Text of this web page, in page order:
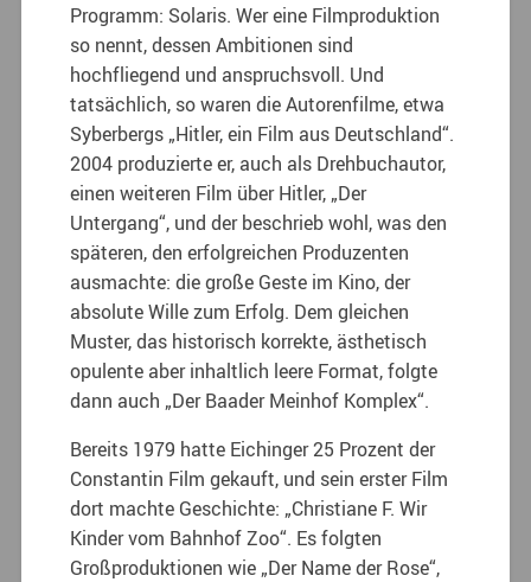
Programm: Solaris. Wer eine Filmproduktion
so nennt, dessen Ambitionen sind
hochfliegend und anspruchsvoll. Und
tatsächlich, so waren die Autorenfilme, etwa
Syberbergs „Hitler, ein Film aus Deutschland“.
2004 produzierte er, auch als Drehbuchautor,
einen weiteren Film über Hitler, „Der
Untergang“, und der beschrieb wohl, was den
späteren, den erfolgreichen Produzenten
ausmachte: die große Geste im Kino, der
absolute Wille zum Erfolg. Dem gleichen
Muster, das historisch korrekte, ästhetisch
opulente aber inhaltlich leere Format, folgte
dann auch „Der Baader Meinhof Komplex“.
Bereits 1979 hatte Eichinger 25 Prozent der
Constantin Film gekauft, und sein erster Film
dort machte Geschichte: „Christiane F. Wir
Kinder vom Bahnhof Zoo“. Es folgten
Großproduktionen wie „Der Name der Rose“,